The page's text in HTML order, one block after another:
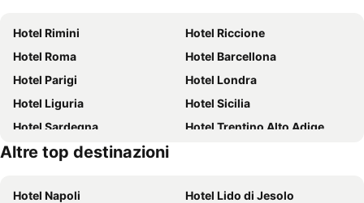
Hotel Rimini
Hotel Riccione
Hotel Roma
Hotel Barcellona
Hotel Parigi
Hotel Londra
Hotel Liguria
Hotel Sicilia
Hotel Sardegna
Hotel Trentino Alto Adige
Hotel Toscana
Altre top destinazioni
Hotel Napoli
Hotel Lido di Jesolo